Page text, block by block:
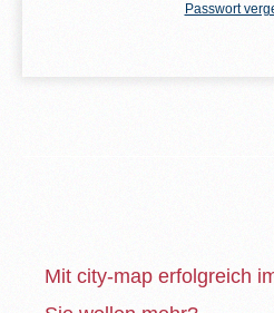
Passwort
Mit city-map erfolgreich